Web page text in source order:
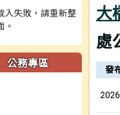
入失敗，請重新整
。
公務專區
(另開新視窗)
大
處
新聞
發